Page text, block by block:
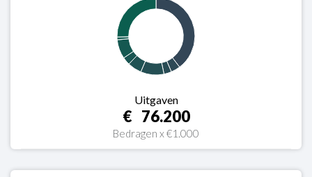
Uitgaven
76.200
Bedragen x €1.000